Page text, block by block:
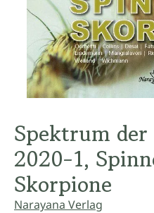
Spektrum
2020-1,
Skorpione
Narayana Verlag